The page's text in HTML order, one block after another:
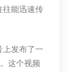
往能迅速传
上发布了一
这个视频